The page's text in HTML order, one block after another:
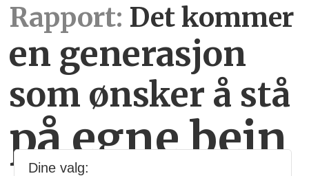
Rapport: Det kommer
en generasjon
som ønsker å stå
på egne bein
Dine valg: